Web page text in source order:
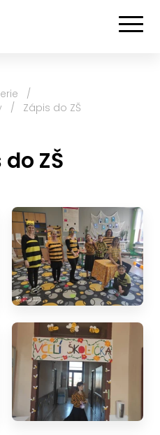
/
/ Zápis do ZŠ
ZŠ